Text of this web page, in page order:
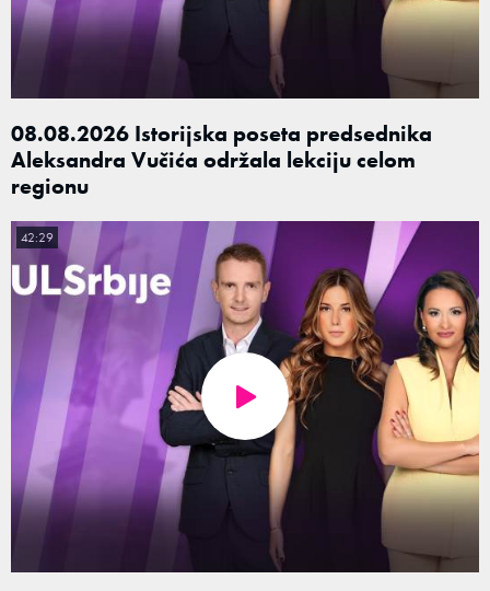
08.08.2026 Istorijska poseta predsednika
Aleksandra Vučića održala lekciju celom
regionu
42:29